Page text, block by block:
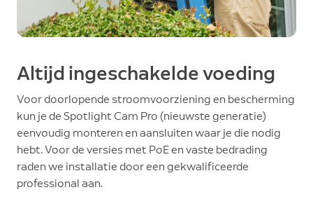
Altijd ingeschakelde voeding
Voor doorlopende stroomvoorziening en bescherming
kun je de Spotlight Cam Pro (nieuwste generatie)
eenvoudig monteren en aansluiten waar je die nodig
hebt. Voor de versies met PoE en vaste bedrading
raden we installatie door een gekwalificeerde
professional aan.